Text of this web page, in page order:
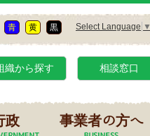
青 黄 黒 Select Language ▼
織から探す 相談窓口
政 事業者の方へ